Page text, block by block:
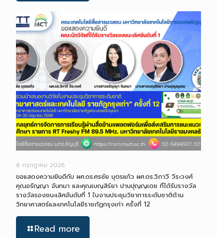
8 กรกฎาคม 2026
ขอแสดงความยินดีกับ ผศ.ดร.ศรชัย บุตรแก้ว ผศ.ดร.วิภาวี วีระวงศ์
คุณอรัญญา จันทมา และคุณเบญสิร์ยา ปานปุญญเดช ที่ได้รับรางวัล
รางวัลรองชนะเลิศอันดับที่ 1 ในงานประชุมวิชาการระดับชาติด้าน
วิทยาศาสตร์และเทคโนโลยีราชภัฏกรุงเก่า ครั้งที่ 12
Read more